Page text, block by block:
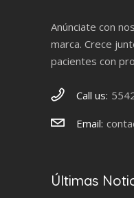
Anúnciate con
marca. Crece
pacientes con
Call us:
Email:
Últimas